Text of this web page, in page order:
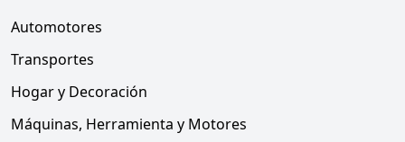
Automotores
Transportes
Hogar y Decoración
Máquinas, Herramienta y Motores